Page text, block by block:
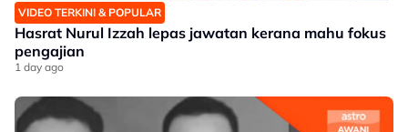
VIDEO TERKINI & POPULAR
Hasrat Nurul Izzah lepas jawatan kerana mahu fokus
pengajian
1 day ago